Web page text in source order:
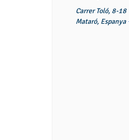
Carrer Toló, 8-18
Mataró, Espanya